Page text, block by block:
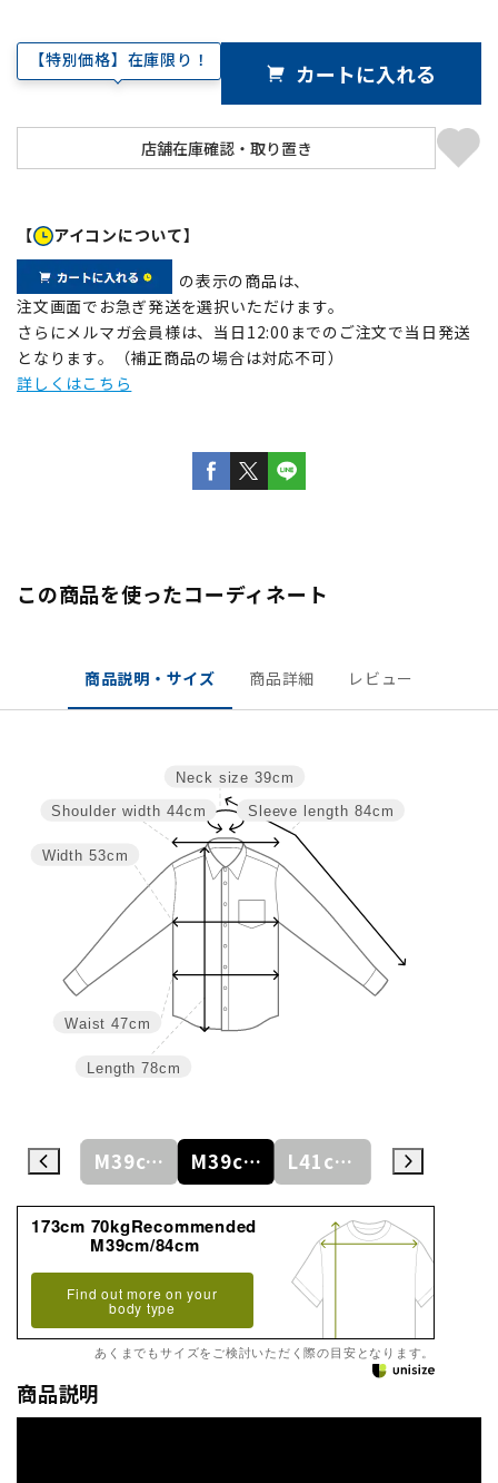
【特別価格】在庫限り！ カートに入れる
【 アイコンについて】
の表示の商品は、
注文画面でお急ぎ発送を選択いただけます。
さらにメルマガ会員様は、当日12:00までのご注文で当日発送
となります。（補正商品の場合は対応不可）
詳しくはこちら
この商品を使ったコーディネート
商品説明・サイズ 商品詳細 レビュー
Sleeve length 84cm
Neck size 39cm
Length 78cm
Waist 47cm
Width 53cm
Shoulder width 44cm
M39cm/82cm M39cm/84cm L41cm/82cm
173cm 70kgRecommended
M39cm/84cm
Find out more on your
body type
あくまでもサイズをご検討いただく際の目安となります。
商品説明